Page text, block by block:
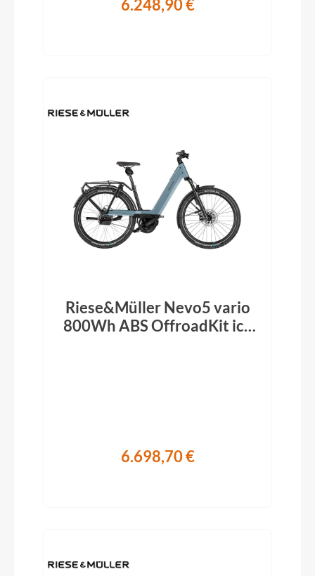
6.248,90 €
Riese&Müller Nevo5 vario
800Wh ABS OffroadKit ice
6.698,70 €